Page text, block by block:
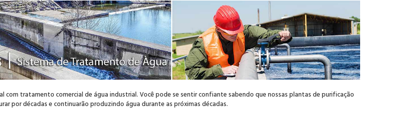
com tratamento comercial de água industrial. Você pode se sentir confiante sabendo que nossas plantas de purificação
por décadas e continuarão produzindo água durante as próximas décadas.